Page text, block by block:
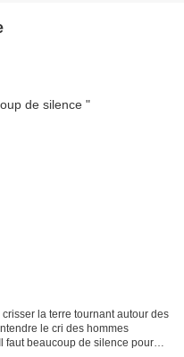
la terre tournant autour des
le cri des hommes
faut beaucoup de silence pour